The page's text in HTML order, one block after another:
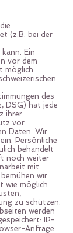
(z.B. bei der
Ein
vor dem
möglich.
des
DSG) hat jede
ihrer
vor
Daten. Wir
Persönliche
behandelt
noch weiter
mit
wir
wie möglich
zu schützen.
werden
IP-
Anfrage